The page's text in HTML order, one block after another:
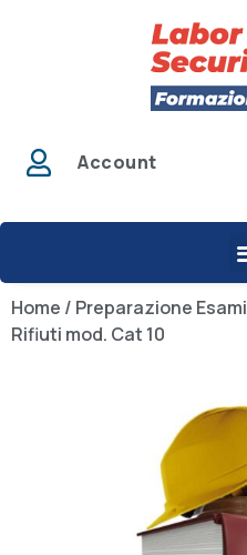
Account
Home / Preparazione Esami
Rifiuti mod. Cat 10